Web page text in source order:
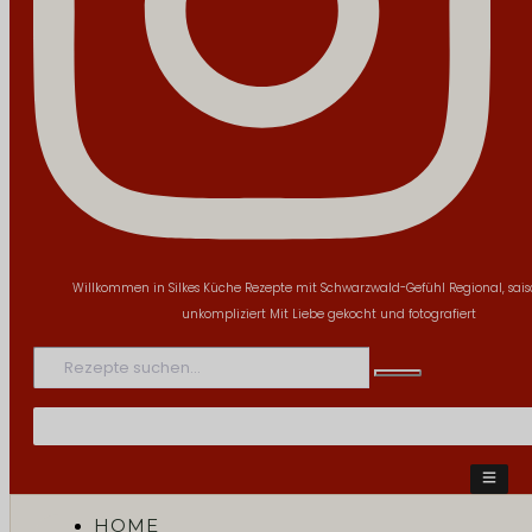
Willkommen in Silkes Küche Rezepte mit Schwarzwald-Gefühl Regional,
unkompliziert Mit Liebe gekocht und fotografiert
HOME